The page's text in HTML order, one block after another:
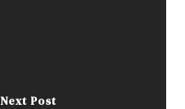
Next Post